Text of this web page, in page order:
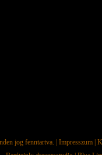
jog fenntartva. | Impresszum|